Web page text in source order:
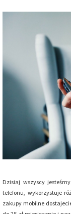
Dzisiaj wszyscy
telefonu, wykorzystuje
zakupy mobilne